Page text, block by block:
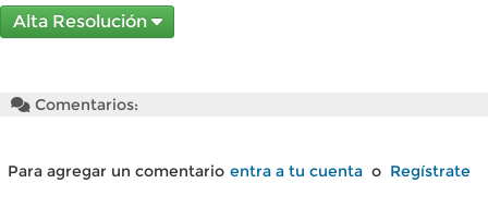
Alta Resolución
Comentarios:
Para agregar un comentario entra a tu cuenta o Regístrate